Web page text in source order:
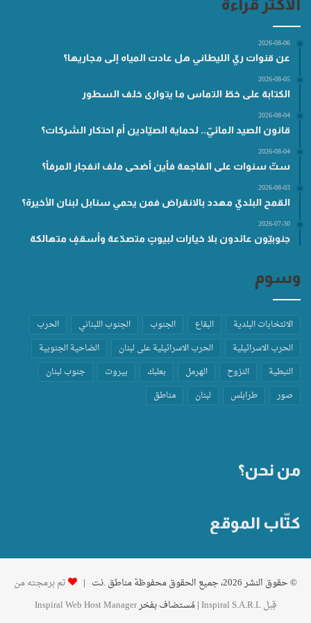
الأكثر قراءة
2026-08-06
عن قنوات ريّ الليطاني هل عادت المياه إلى مجاريها؟
2026-08-05
الكتابة على خطّ التماس ما يتوارى خلف السطور
2026-08-04
قانون الصيد المائيّ.. لحماية الصيّادين أم احتكار الشركات؟
2026-08-04
ستّ سنوات على الفاجعة فأين أضحى ملف انفجار المرفأ؟
2026-08-03
القمح البلديّ مهدد بالانقراض فمن يحمي سنابل لبنان الأخيرة؟
2026-07-30
جنوبيّون عائدون بلا خيارات لبيوتٍ متصدّعة وأسقفٍ متهالكة
وسوم
الانتخابات البلدية البقاع الجنوب الجنوب اللبناني
الحرب
الحرب الاسرائيلية
الحرب الاسرائيلية على لبنان
الضاحية الجنوبية
النبطية
النزوح الهرمل بعلبك بيروت
جنوب لبنان
صور
طرابلس لبنان مناطق
من نحن؟
كتّاب الموقع
© حقوق النشر 2026، جميع الحقوق محفوظة مناطق .نت |
تم برمجته من
قِبل Inspiral S.A.R.L
| مُستضاف بفخرInspiral Web Host Manager